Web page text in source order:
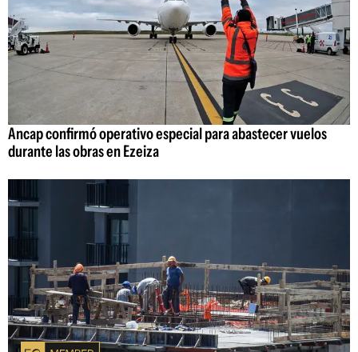
Ancap confirmó operativo especial para abastecer vuelos
durante las obras en Ezeiza